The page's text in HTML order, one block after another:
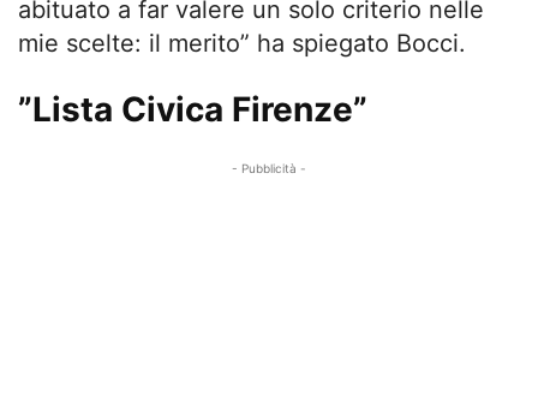
abituato a far valere un solo criterio nelle
mie scelte: il merito” ha spiegato Bocci.
”Lista Civica Firenze”
- Pubblicità -